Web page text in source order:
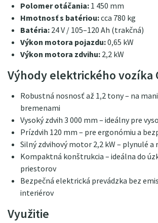
Polomer otáčania:1 450 mm
Hmotnosť s batériou:cca 780 kg
Batéria:24 V / 105–120 Ah (trakčná)
Výkon motora pojazdu:0,65 kW
Výkon motora zdvihu:2,2 kW
Výhody elektrického vozíka
Robustná nosnosť až 1,2 tony – na
bremenami
Vysoký zdvih 3 000 mm – ideálny pre
Prízdvih 120 mm – pre ergonómiu a
Silný zdvihový motor 2,2 kW – plynulé a
Kompaktná konštrukcia – ideálna do
priestorov
Bezpečná elektrická prevádzka bez
interiérov
Využitie